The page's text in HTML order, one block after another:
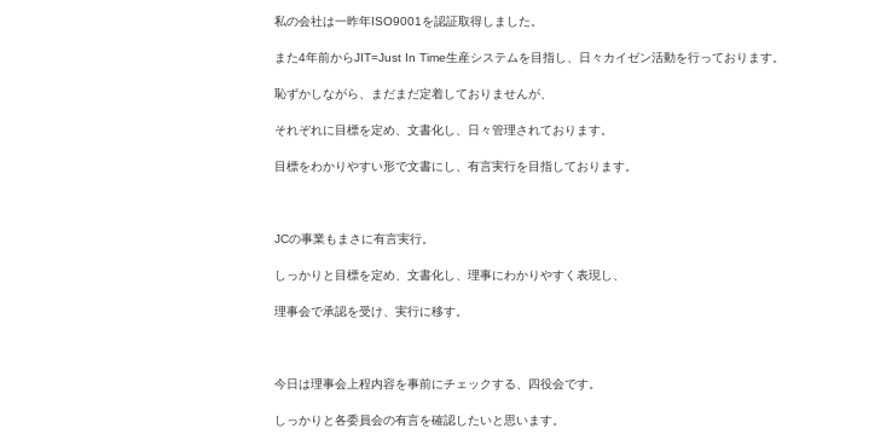
私の会社は一昨年ISO9001を認証取得しました。
また4年前からJIT=Just In Time生産システムを目指し、日々カイゼン活動を行っております。
恥ずかしながら、まだまだ定着しておりませんが、
それぞれに目標を定め、文書化し、日々管理されております。
目標をわかりやすい形で文書にし、有言実行を目指しております。
JCの事業もまさに有言実行。
しっかりと目標を定め、文書化し、理事にわかりやすく表現し、
理事会で承認を受け、実行に移す。
今日は理事会上程内容を事前にチェックする、四役会です。
しっかりと各委員会の有言を確認したいと思います。